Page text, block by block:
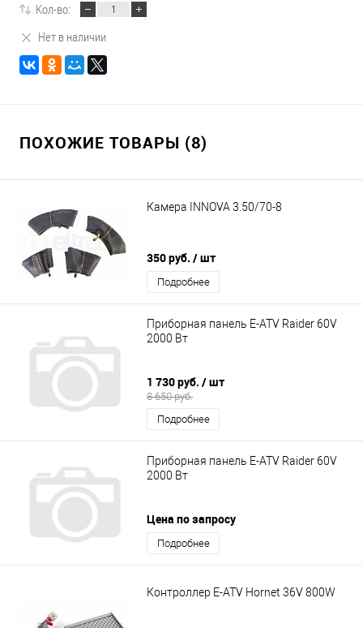
Кол-во:
Нет в наличии
ПОХОЖИЕ ТОВАРЫ (8)
Камера INNOVA 3.50/70-8
350 руб. / шт
Подробнее
Приборная панель E-ATV Raider 60V
2000 Вт
1 730 руб. / шт
8 650 руб.
Подробнее
Приборная панель E-ATV Raider 60V
2000 Вт
Цена по запросу
Подробнее
Контроллер E-ATV Hornet 36V 800W